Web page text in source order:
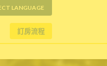
訂房流程
LANGUAGE